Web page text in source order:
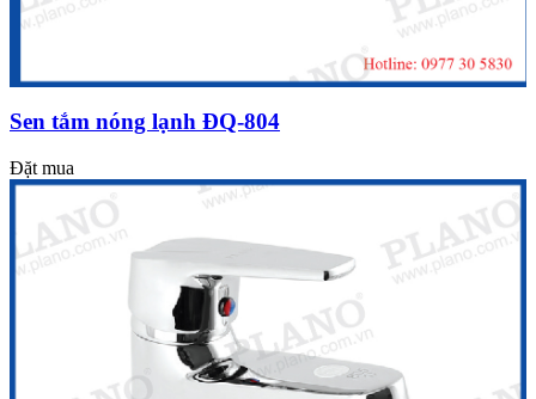
Sen tắm nóng lạnh ĐQ-804
Đặt mua